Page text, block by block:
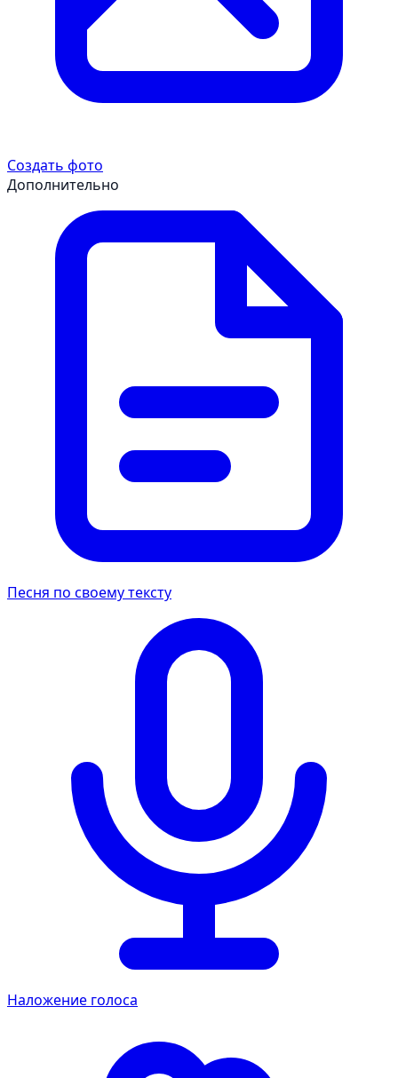
Создать фото
Дополнительно
Песня по своему тексту
Наложение голоса